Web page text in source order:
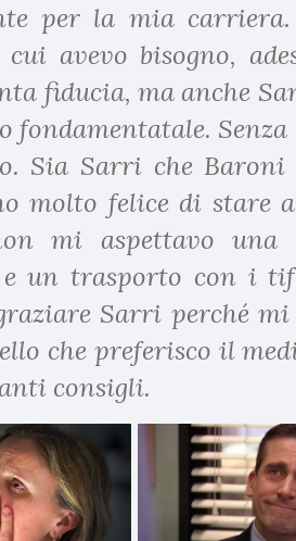
per la mia
avevo bisogno,
fiducia, ma anche
fondamentatale.
Sia Sarri che
molto felice di stare
mi aspettavo
un trasporto con i
Sarri perché
che preferisco il
consigli.